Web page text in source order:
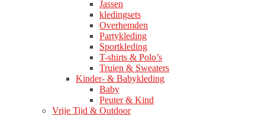
Jassen
kledingsets
Overhemden
Partykleding
Sportkleding
T-shirts & Polo’s
Truien & Sweaters
Kinder- & Babykleding
Baby
Peuter & Kind
Vrije Tijd & Outdoor